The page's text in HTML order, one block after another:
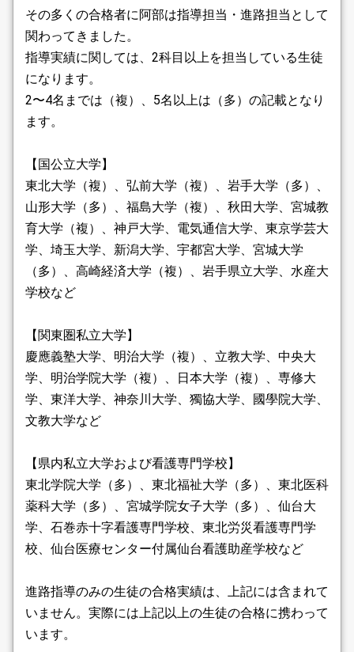
その多くの合格者に阿部は指導担当・進路担当として
関わってきました。
指導実績に関しては、2科目以上を担当している生徒
になります。
2〜4名までは（複）、5名以上は（多）の記載となり
ます。
【国公立大学】
東北大学（複）、弘前大学（複）、岩手大学（多）、
山形大学（多）、福島大学（複）、秋田大学、宮城教
育大学（複）、神戸大学、電気通信大学、東京学芸大
学、埼玉大学、新潟大学、宇都宮大学、宮城大学
（多）、高崎経済大学（複）、岩手県立大学、水産大
学校など
【関東圏私立大学】
慶應義塾大学、明治大学（複）、立教大学、中央大
学、明治学院大学（複）、日本大学（複）、専修大
学、東洋大学、神奈川大学、獨協大学、國學院大学、
文教大学など
【県内私立大学および看護専門学校】
東北学院大学（多）、東北福祉大学（多）、東北医科
薬科大学（多）、宮城学院女子大学（多）、仙台大
学、石巻赤十字看護専門学校、東北労災看護専門学
校、仙台医療センター付属仙台看護助産学校など
進路指導のみの生徒の合格実績は、上記には含まれて
いません。実際には上記以上の生徒の合格に携わって
います。